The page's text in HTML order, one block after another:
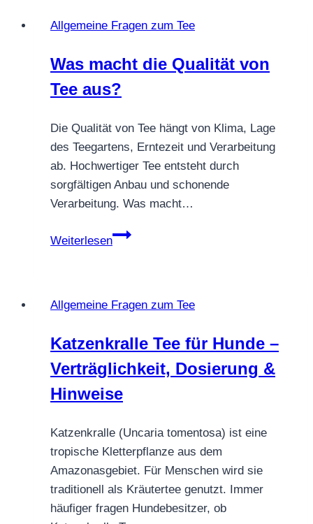
Allgemeine Fragen zum Tee
Was macht die Qualität von
Tee aus?
Die Qualität von Tee hängt von Klima, Lage
des Teegartens, Erntezeit und Verarbeitung
ab. Hochwertiger Tee entsteht durch
sorgfältigen Anbau und schonende
Verarbeitung. Was macht…
Weiterlesen
Was
von
aus?
Allgemeine Fragen zum Tee
Katzenkralle Tee für Hunde –
Verträglichkeit, Dosierung &
Hinweise
Katzenkralle (Uncaria tomentosa) ist eine
tropische Kletterpflanze aus dem
Amazonasgebiet. Für Menschen wird sie
traditionell als Kräutertee genutzt. Immer
häufiger fragen Hundebesitzer, ob